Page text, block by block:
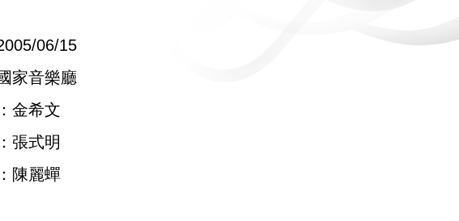
06/15
家音樂廳
金希文
張式明
陳麗蟬